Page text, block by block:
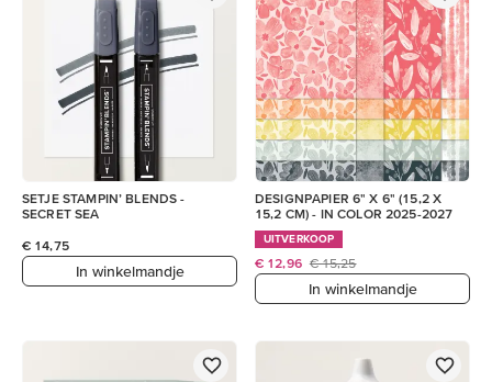
SETJE STAMPIN’ BLENDS -
SECRET SEA
€ 14,75
In winkelmandje
DESIGNPAPIER 6" X 6" (15,2 X
15,2 CM) - IN COLOR 2025-2027
UITVERKOOP
€ 12,96 € 15,25
In winkelmandje